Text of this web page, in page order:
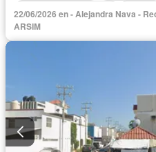
Recámara con closet
Sin amueblar
22/06/2026 en - Alejandra Nava -
ARSIM